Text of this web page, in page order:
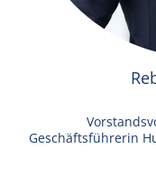
Geschäftsführerin